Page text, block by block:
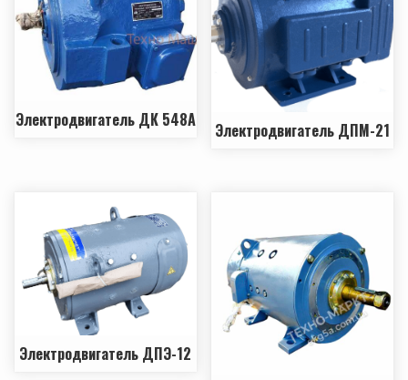
Электродвигатель ДК 548А
Электродвигатель ДПМ-21
Электродвигатель ДПЭ-12